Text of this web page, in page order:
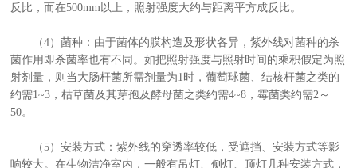
反比，而在500mm以上，照射强度大约与距离平方成反比。
（4）菌种：由于菌体的膜构造及形状各异，紫外线对菌种的杀
菌作用即杀菌率也有不同。如把照射强度与照射时间的乘积假定为照
射剂量，则当大肠杆菌所需剂量为1时，葡萄球菌、结核杆菌之类的
约需1~3，枯草菌及其芽孢及酵母菌之类约需4~8，霉菌类约需2～
50。
（5）安装方式：紫外线的穿透率较低，受遮挡、安装方式等影
响较大。在生物洁净室内，一般有吊灯、侧灯、顶灯几种安装方式，